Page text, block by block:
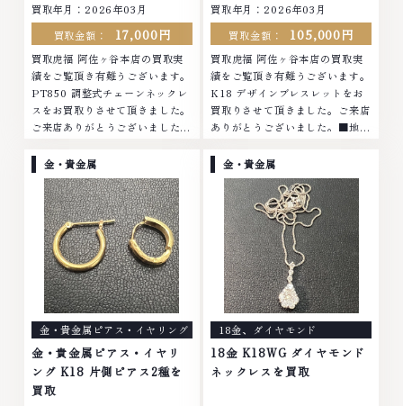
買取年月： 2026年03月
買取金額：
17,000円
買取虎福 阿佐ヶ谷本店の買取実
績をご覧頂き有難うございます。
PT850 調整式チェーンネックレ
スをお買取りさせて頂きました。
ご来店ありがとうございました。
ナ ダイヤモンド ブランド品 ブラ
ンド衣類 お酒買取りのことな
ら、お任せくださ...
買取年月： 2026年03月
買取金額：
105,000円
買取虎福 阿佐ヶ谷本店の買取実
績をご覧頂き有難うございます。
K18 デザインブレスレットをお
買取りさせて頂きました。ご来店
ありがとうございました。■地域
ヤモンド ブランド品 ブランド衣
類 お酒買取りのことなら、お任
せくださいなか...
金・貴金属
金・貴金属ピアス・イヤリング
金・貴金属ピアス・イヤリ
ング K18 片側ピアス2種を
買取
金・貴金属
18金、 ダイヤモンド
18金 K18WG ダイヤモンド
ネックレスを買取